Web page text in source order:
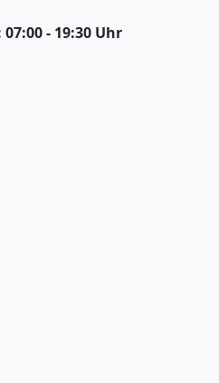
07:00 - 19:30 Uhr